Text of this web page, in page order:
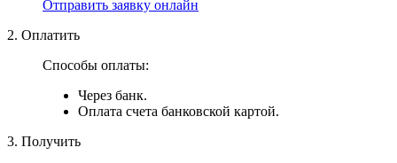
Отправить заявку онлайн
2. Оплатить
Способы оплаты:
Через банк.
Оплата счета банковской картой.
3. Получить